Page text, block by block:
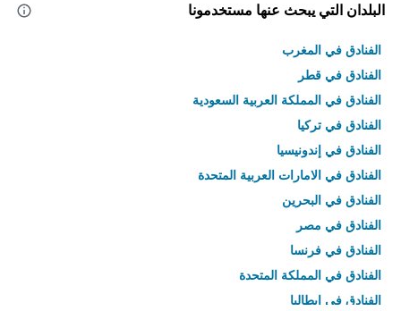
البلدان التي يبحث عنها مستخدمونا
الفنادق في المغرب
الفنادق في قطر
الفنادق في المملكة العربية السعودية
الفنادق في تركيا
الفنادق في إندونيسيا
الفنادق في الامارات العربية المتحدة
الفنادق في البحرين
الفنادق في مصر
الفنادق في فرنسا
الفنادق في المملكة المتحدة
الفنادق في إيطاليا